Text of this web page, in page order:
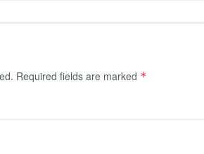
Required fields are marked *